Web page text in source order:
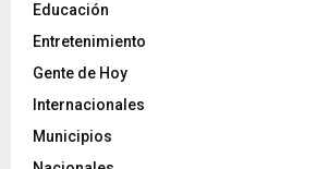
Educación
Entretenimiento
Gente de Hoy
Internacionales
Municipios